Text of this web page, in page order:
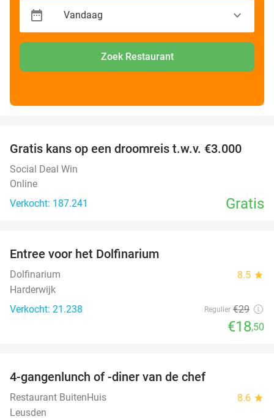
Zoek Restaurant
Gratis kans op een droomreis t.w.v. €3.000
Social Deal Win
Online
Verkocht: 187.241
Gratis
Entree voor het Dolfinarium
Dolfinarium 8.5 star
Harderwijk
Verkocht: 21.238
Regulier €29
€18,50
4-gangenlunch of -diner van de chef
Restaurant BuitenHuis 8.6 star
Leusden